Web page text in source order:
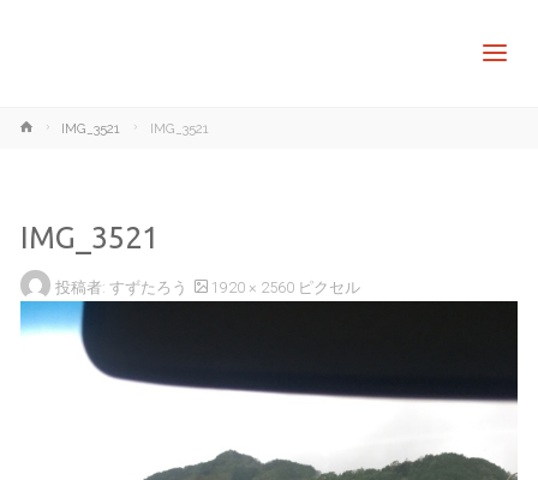
ホ
IMG_3521 IMG_3521
IMG_3521
投稿者: すずたろう フ
ズ
1920 × 2560 ピクセル